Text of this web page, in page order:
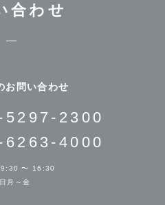
合わせ
お問い合わせ
5297-2300
6263-4000
9:30 〜 16:30
月～金